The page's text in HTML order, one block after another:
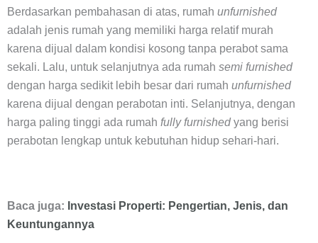
Berdasarkan pembahasan di atas, rumah unfurnished
adalah jenis rumah yang memiliki harga relatif murah
karena dijual dalam kondisi kosong tanpa perabot sama
sekali. Lalu, untuk selanjutnya ada rumah semi furnished
dengan harga sedikit lebih besar dari rumah unfurnished
karena dijual dengan perabotan inti. Selanjutnya, dengan
harga paling tinggi ada rumah fully furnished yang berisi
perabotan lengkap untuk kebutuhan hidup sehari-hari.
Baca juga: Investasi Properti: Pengertian, Jenis, dan
Keuntungannya